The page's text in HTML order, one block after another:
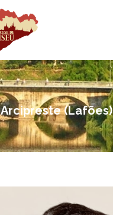
Arcipreste (Lafões)